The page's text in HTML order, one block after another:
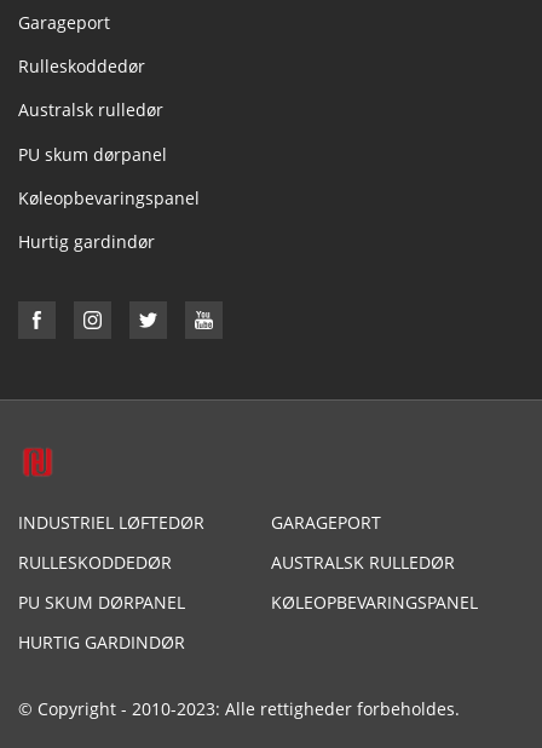
Garageport
Rulleskoddedør
Australsk rulledør
PU skum dørpanel
Køleopbevaringspanel
Hurtig gardindør
INDUSTRIEL LØFTEDØR
GARAGEPORT
RULLESKODDEDØR
AUSTRALSK RULLEDØR
PU SKUM DØRPANEL
KØLEOPBEVARINGSPANEL
HURTIG GARDINDØR
© Copyright - 2010-2023: Alle rettigheder forbeholdes.